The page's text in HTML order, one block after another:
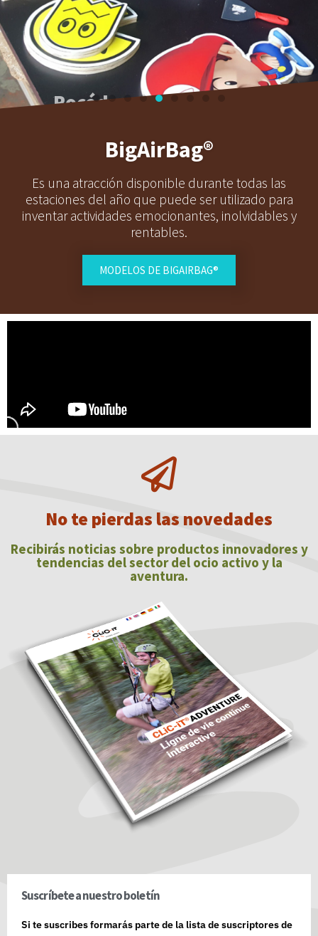
divertidos
Diseños vintage
Quiero
BigAirBag®
Es una atracción disponible durante todas las
estaciones del año que puede ser utilizado para
inventar actividades emocionantes, inolvidables y
rentables.
MODELOS DE BIGAIRBAG®
No te pierdas las novedades
Recibirás noticias sobre productos innovadores y
tendencias del sector del ocio activo y la
aventura.
Suscríbete a nuestro boletín
Si te suscribes formarás parte de la lista de suscriptores de